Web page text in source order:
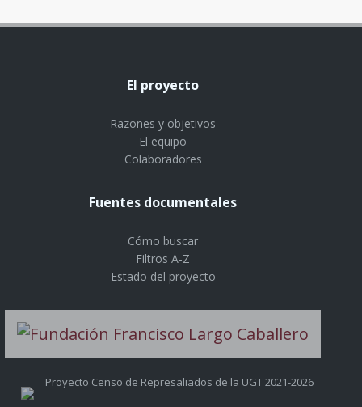
El proyecto
Razones y objetivos
El equipo
Colaboradores
Fuentes documentales
Cómo buscar
Filtros A-Z
Estado del proyecto
Proyecto Censo de Represaliados de la UGT 2021-2026